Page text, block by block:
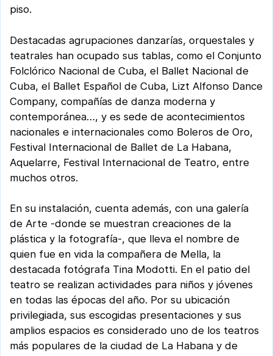
piso.
Destacadas agrupaciones danzarías, orquestales y
teatrales han ocupado sus tablas, como el Conjunto
Folclórico Nacional de Cuba, el Ballet Nacional de
Cuba, el Ballet Español de Cuba, Lizt Alfonso Dance
Company, compañías de danza moderna y
contemporánea…, y es sede de acontecimientos
nacionales e internacionales como Boleros de Oro,
Festival Internacional de Ballet de La Habana,
Aquelarre, Festival Internacional de Teatro, entre
muchos otros.
En su instalación, cuenta además, con una galería
de Arte -donde se muestran creaciones de la
plástica y la fotografía-, que lleva el nombre de
quien fue en vida la compañera de Mella, la
destacada fotógrafa Tina Modotti. En el patio del
teatro se realizan actividades para niños y jóvenes
en todas las épocas del año. Por su ubicación
privilegiada, sus escogidas presentaciones y sus
amplios espacios es considerado uno de los teatros
más populares de la ciudad de La Habana y de